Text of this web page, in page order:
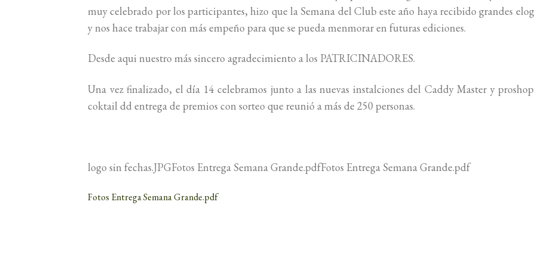
muy celebrado por los participantes, hizo que la Semana del Club este año haya recibido grandes
y nos hace trabajar con más empeño para que se pueda menmorar en futuras ediciones.
Desde aqui nuestro más sincero agradecimiento a los PATRICINADORES.
Una vez finalizado, el día 14 celebramos junto a las nuevas instalciones del Caddy Master y
coktail dd entrega de premios con sorteo que reunió a más de 250 personas.
logo sin fechas.JPGFotos Entrega Semana Grande.pdfFotos Entrega Semana Grande.pdf
Fotos Entrega Semana Grande.pdf